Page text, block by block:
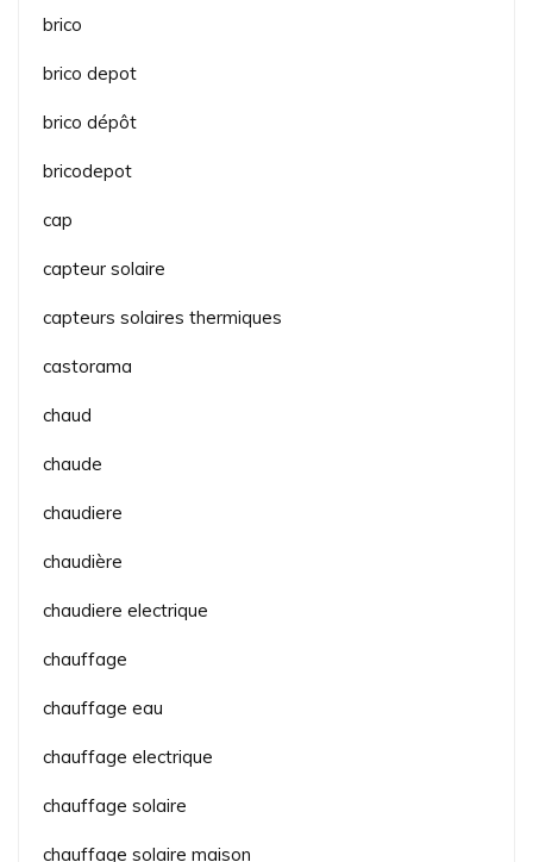
brico
brico depot
brico dépôt
bricodepot
cap
capteur solaire
capteurs solaires thermiques
castorama
chaud
chaude
chaudiere
chaudière
chaudiere electrique
chauffage
chauffage eau
chauffage electrique
chauffage solaire
chauffage solaire maison